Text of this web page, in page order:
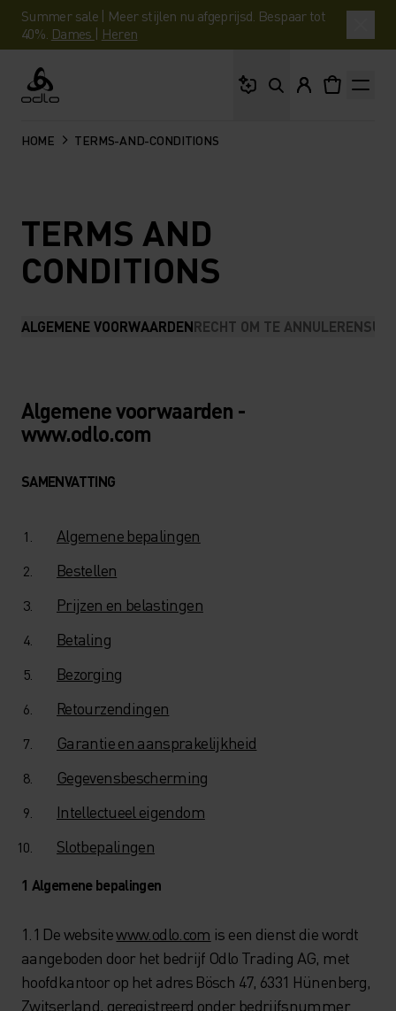
Summer sale | Meer stijlen nu afgeprijsd. Bespaar tot
40%. Dames | Heren
Odlo
HOME TERMS-AND-CONDITIONS
TERMS AND
CONDITIONS
ALGEMENE VOORWAARDENRECHT OM TE ANNULEREN
Algemene voorwaarden -
www.odlo.com
SAMENVATTING
Algemene bepalingen
Bestellen
Prijzen en belastingen
Betaling
Bezorging
Retourzendingen
Garantie en aansprakelijkheid
Gegevensbescherming
Intellectueel eigendom
Slotbepalingen
1 Algemene bepalingen
1.1 De websitewww.odlo.com is een dienst die wordt
aangeboden door het bedrijf Odlo Trading AG, met
hoofdkantoor op het adres Bösch 47, 6331 Hünenberg,
Zwitserland, geregistreerd onder bedrijfsnummer